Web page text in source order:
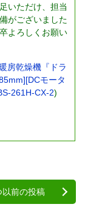
いただけ、担当
がございました
よろしくお願い
房乾燥機『ドラ
モータ
261H-CX-2)
以前の投稿